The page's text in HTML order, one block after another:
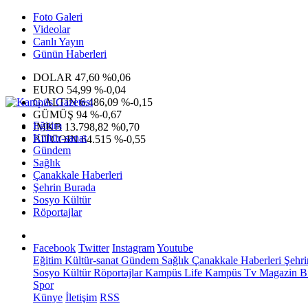
Foto Galeri
Videolar
Canlı Yayın
Günün Haberleri
DOLAR 47,60 %0,06
EURO 54,99 %-0,04
G.ALTIN6.486,09 %-0,15
GÜMÜŞ 94 %-0,67
IMKB 13.798,82 %0,70
BITCOIN64.515 %-0,55
Eğitim
Kültür-sanat
Gündem
Sağlık
Çanakkale Haberleri
Şehrin Burada
Sosyo Kültür
Röportajlar
Facebook Twitter InstagramYoutube
Eğitim Kültür-sanat Gündem Sağlık Çanakkale Haberleri
Sosyo KültürRöportajlarKampüs Life Kampüs Tv Magazin
Spor
Künye İletişim RSS